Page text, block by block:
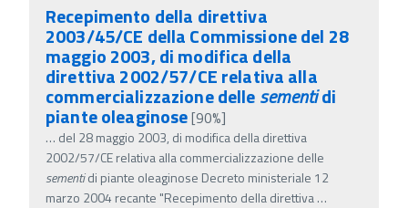
Recepimento della direttiva
2003/45/CE della Commissione del 28
maggio 2003, di modifica della
direttiva 2002/57/CE relativa alla
commercializzazione dellesementidi
piante oleaginose[90%]
… del 28 maggio 2003, di modifica della direttiva
2002/57/CE relativa alla commercializzazione delle
sementidi piante oleaginose Decreto ministeriale 12
marzo 2004 recante "Recepimento della direttiva…